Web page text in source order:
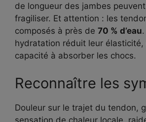
de longueur des jambes
fragiliser. Et attention : les
composés à près de 70 % d’eau
hydratation réduit leur
capacité à absorber les chocs.
Reconnaître les
Douleur sur le trajet du tendon,
sensation de chaleur locale,